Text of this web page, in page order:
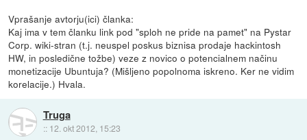
Vprašanje avtorju(ici) članka:
Kaj ima v tem članku link pod "sploh ne pride na pamet" na Pystar
Corp. wiki-stran (t.j. neuspel poskus biznisa prodaje hackintosh
HW, in posledične tožbe) veze z novico o potencialnem načinu
monetizacije Ubuntuja? (Mišljeno popolnoma iskreno. Ker ne vidim
korelacije.) Hvala.
Truga
:: 12. okt 2012, 15:23